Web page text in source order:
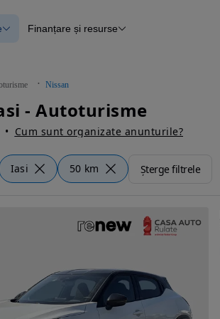
verificate
Blog Autovit.ro
Finanțare și resurse
Nissan
- Autoturisme
Cum sunt organizate anunturile?
Iasi 50 km Șterge filtrele